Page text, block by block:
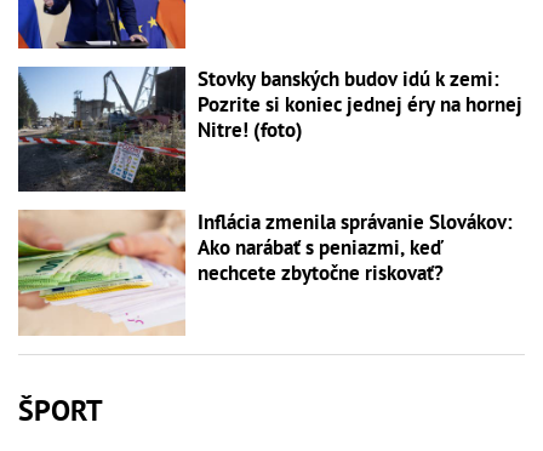
Stovky banských budov idú k zemi:
Pozrite si koniec jednej éry na hornej
Nitre! (foto)
Inflácia zmenila správanie Slovákov:
Ako narábať s peniazmi, keď
nechcete zbytočne riskovať?
ŠPORT